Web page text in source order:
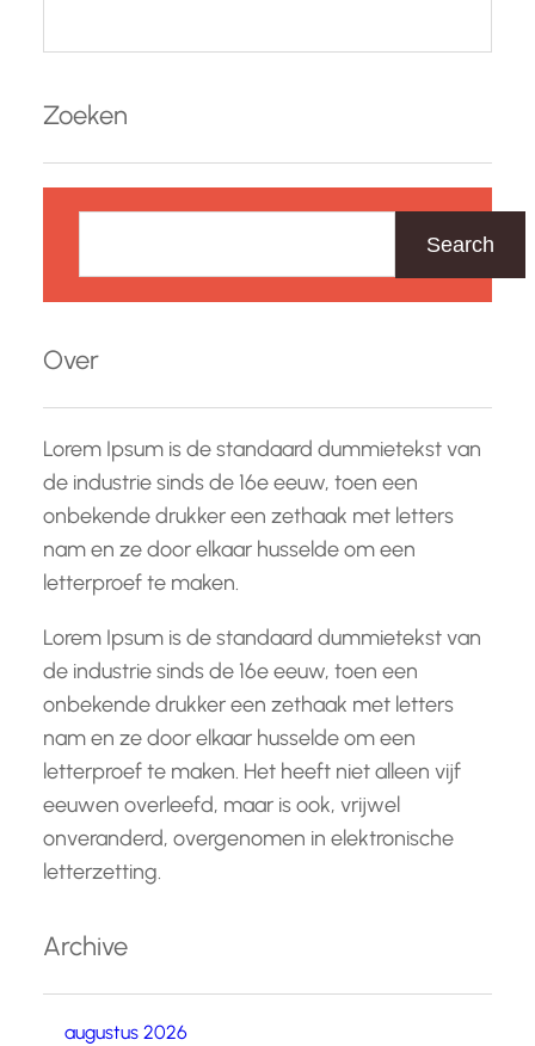
Zoeken
k
n
Search
Over
Lorem Ipsum is de standaard dummietekst van
de industrie sinds de 16e eeuw, toen een
onbekende drukker een zethaak met letters
nam en ze door elkaar husselde om een
letterproef te maken.
Lorem Ipsum is de standaard dummietekst van
de industrie sinds de 16e eeuw, toen een
onbekende drukker een zethaak met letters
nam en ze door elkaar husselde om een
letterproef te maken. Het heeft niet alleen vijf
eeuwen overleefd, maar is ook, vrijwel
onveranderd, overgenomen in elektronische
letterzetting.
Archive
augustus 2026